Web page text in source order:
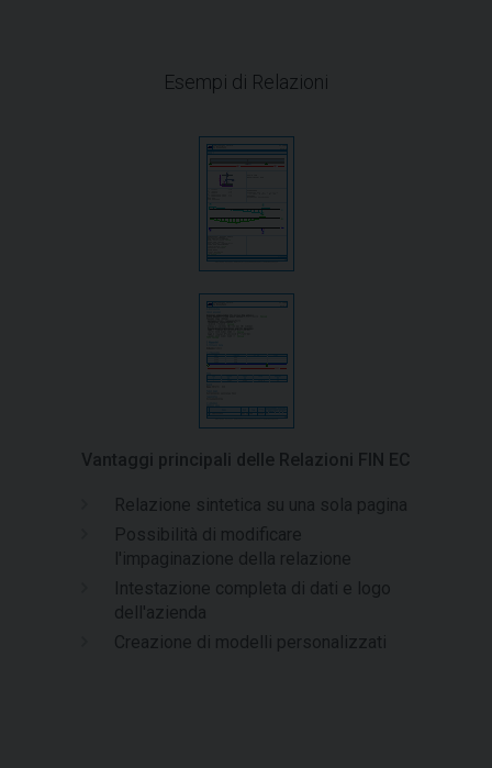
Esempi di Relazioni
Vantaggi principali delle Relazioni FIN EC
Relazione sintetica su una sola pagina
Possibilità di modificare
l'impaginazione della relazione
Intestazione completa di dati e logo
dell'azienda
Creazione di modelli personalizzati